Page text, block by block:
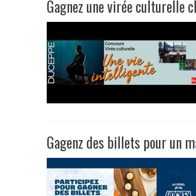
Gagnez une virée culturelle
Gagenz des billets pour un